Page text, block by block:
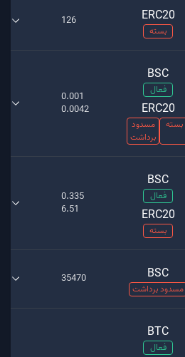
ERC20
بسته
126
BSC
فعال
ERC20
بسته
مسدود
برداشت
0.001
0.0042
BSC
فعال
ERC20
بسته
0.335
6.51
BSC
مسدود برداشت
35470
BTC
فعال